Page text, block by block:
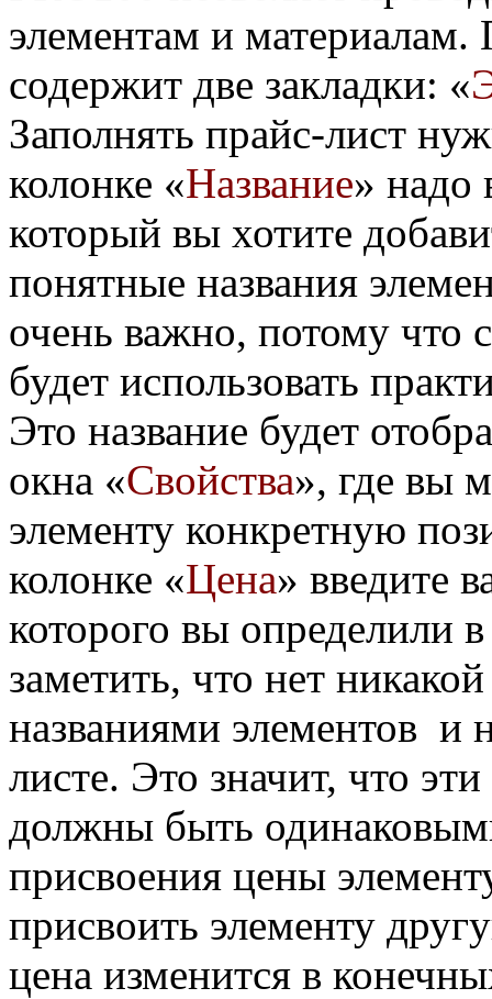
элементам и материалам.
содержит две закладки: «
Заполнять прайс-лист
колонке «Название» надо
который вы хотите
понятные названия
очень важно, потому что
будет использовать
Это название будет
окна «Свойства», где вы
элементу конкретную
колонке «Цена» введите
которого вы определили
заметить, что нет
названиями элементов и
листе. Это значит, что
должны быть
присвоения цены
присвоить элементу
цена изменится в